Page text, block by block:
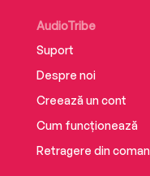
AudioTribe
Suport
Despre noi
Creează un cont
Cum funcționează
Retragere din